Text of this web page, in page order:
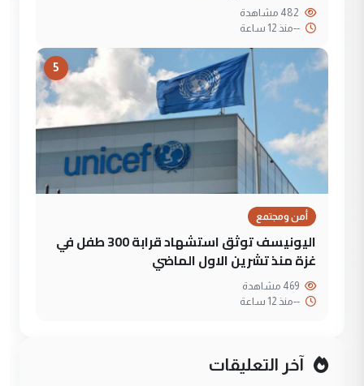
--منذ 12 ساعة
5
أمن ومجتمع
اليونيسف توثق استشهاد قرابة 300 طفل في
غزة منذ تشرين الاول الماضي
--منذ 12 ساعة
آخر التعليقات